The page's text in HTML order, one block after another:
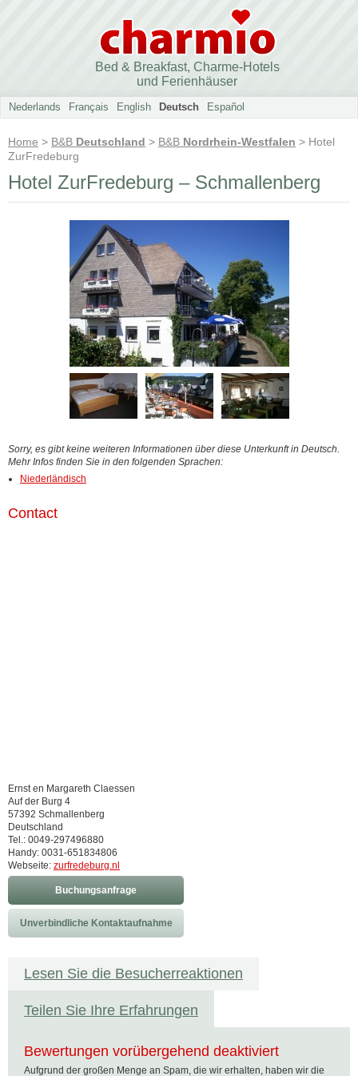
Bed & Breakfast, Charme-Hotels
und Ferienhäuser
Nederlands Français English Deutsch Español
Home > B&B Deutschland > B&B Nordrhein-Westfalen > Hotel
ZurFredeburg
Hotel ZurFredeburg – Schmallenberg
Sorry, es gibt keine weiteren Informationen über diese Unterkunft in Deutsch.
Mehr Infos finden Sie in den folgenden Sprachen:
Niederländisch
Contact
Ernst en Margareth Claessen
Auf der Burg 4
57392 Schmallenberg
Deutschland
Tel.: 0049-297496880
Handy: 0031-651834806
Webseite: zurfredeburg.nl
Buchungsanfrage
Unverbindliche Kontaktaufnahme
Lesen Sie die Besucherreaktionen
Teilen Sie Ihre Erfahrungen
Bewertungen vorübergehend deaktiviert
Aufgrund der großen Menge an Spam, die wir erhalten, haben wir die